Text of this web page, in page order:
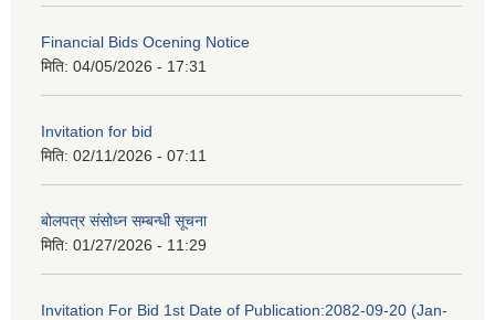
Financial Bids Ocening Notice
मिति: 04/05/2026 - 17:31
Invitation for bid
मिति: 02/11/2026 - 07:11
बोलपत्र संसोध्न सम्बन्धी सूचना
मिति: 01/27/2026 - 11:29
Invitation For Bid 1st Date of Publication:2082-09-20 (Jan-